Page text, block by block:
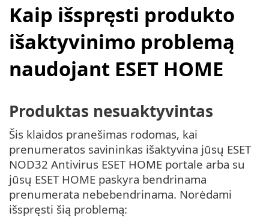
Kaip išspręsti produkto
išaktyvinimo problemą
naudojant ESET HOME
Produktas nesuaktyvintas
Šis klaidos pranešimas rodomas, kai
prenumeratos savininkas išaktyvina jūsų ESET
NOD32 Antivirus ESET HOME portale arba su
jūsų ESET HOME paskyra bendrinama
prenumerata nebebendrinama. Norėdami
išspręsti šią problemą: